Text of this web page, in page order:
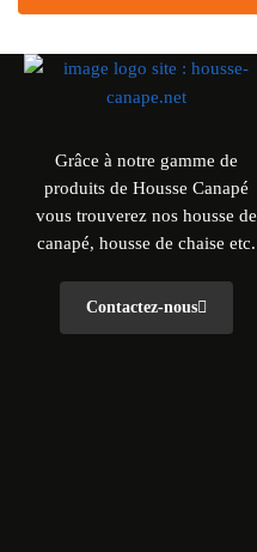
Grâce à notre gamme de
produits de Housse Canapé
vous trouverez nos housse de
canapé, housse de chaise etc.
Contactez-nous